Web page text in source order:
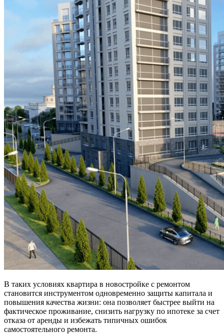
В таких условиях квартира в новостройке с ремонтом
становится инструментом одновременно защиты капитала и
повышения качества жизни: она позволяет быстрее выйти на
фактическое проживание, снизить нагрузку по ипотеке за счет
отказа от аренды и избежать типичных ошибок
самостоятельного ремонта.